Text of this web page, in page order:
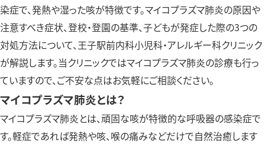
染症で、発熱や湿った咳が特徴です。マイコプラズマ肺炎の原因や
注意すべき症状、登校・登園の基準、子どもが発症した際の3つの
対処方法について、王子駅前内科小児科・アレルギー科クリニック
が解説します。当クリニックではマイコプラズマ肺炎の診療も行っ
ていますので、ご不安な点はお気軽にご相談ください。
マイコプラズマ肺炎とは？
マイコプラズマ肺炎とは、頑固な咳が特徴的な呼吸器の感染症で
す。軽症であれば発熱や咳、喉の痛みなどだけで自然治癒します